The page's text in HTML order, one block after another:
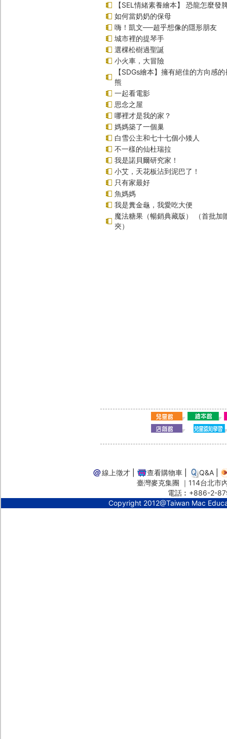
【SEL情緒素養繪本】 恐龍怎麼發
如何當奶奶的保母
嗨！凱文──超乎想像的隱形朋友
城市裡的提琴手
選棵松樹過聖誕
小火車，大冒險
【SDGs繪本】擁有絕佳的方向感
熊
一起看電影
思念之屋
哪裡才是我的家？
媽媽築了一個巢
白雪公主和七十七個小矮人
不一樣的仙杜瑞拉
我是諾貝爾研究家！
小艾，天花板沾到泥巴了！
只有家最好
魚媽媽
我是糞金龜，我愛吃大便
魔法糖果（暢銷典藏版） （首批加
夾）
線上徵才 查看購物車 Q&A
臺灣麥克集團 ｜114台北
電話︰+886-2-
Copyright 2012@Taiwan Mac